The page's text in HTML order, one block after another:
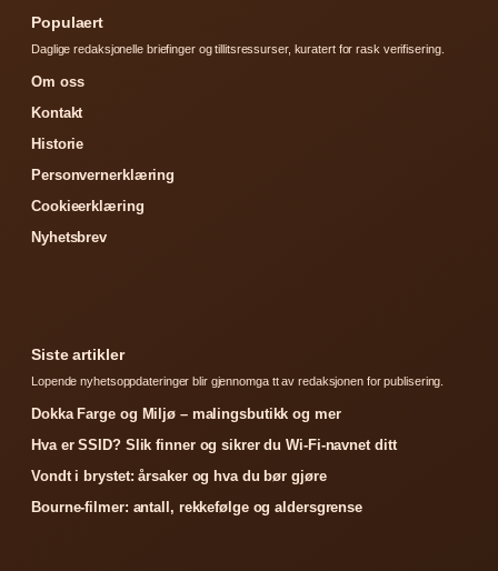
Populaert
Daglige redaksjonelle briefinger og tillitsressurser, kuratert for rask verifisering.
Om oss
Kontakt
Historie
Personvernerklæring
Cookieerklæring
Nyhetsbrev
Siste artikler
Lopende nyhetsoppdateringer blir gjennomga tt av redaksjonen for publisering.
Dokka Farge og Miljø – malingsbutikk og mer
Hva er SSID? Slik finner og sikrer du Wi-Fi-navnet ditt
Vondt i brystet: årsaker og hva du bør gjøre
Bourne-filmer: antall, rekkefølge og aldersgrense